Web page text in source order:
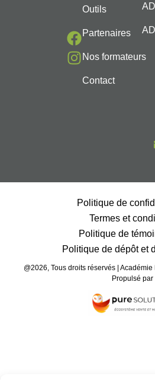
Outils
Partenaires
Nos formateurs
Contact
Politique de
Termes et
Politique de
Politique de dépôt et
@2026, Tous droits réservés |
Propulsé par